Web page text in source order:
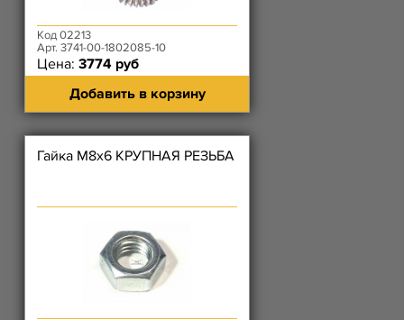
Код 02213
Арт. 3741-00-1802085-10
Цена: 3774 руб
Добавить в корзину
Гайка М8х6 КРУПНАЯ РЕЗЬБА